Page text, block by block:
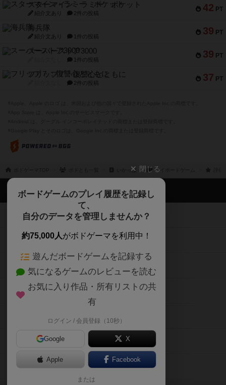
42 PT
スターマイン・ラミー ポケット
紹介文あり 2件の投稿
39 PT
海兵隊
紹介文あり 1件の投稿
39 PT
スーパーストア3000
1件の投稿
37 PT
フリップ７：復讐心とともに
2件の投稿
いかっぱ マイボードゲーム
閉じる
ボードゲームのプレイ履歴を記録し
て、
自分のデータを管理しませんか？
約75,000人がボドゲーマを利用中！
遊んだボードゲームを記録する
気になるゲームのレビューを読む
お気に入り作品・所有リストの共
有
ログイン / 会員登録（10秒）
Google X
Apple Facebook
または
ボドゲーマTOP
ボードゲームを検索する
ボードゲームの新着レビュー
ボードゲーム会情報
メカニクス特集
掲示板・トピックス
ボドとも・会員一覧
ボードゲーム業界コラム